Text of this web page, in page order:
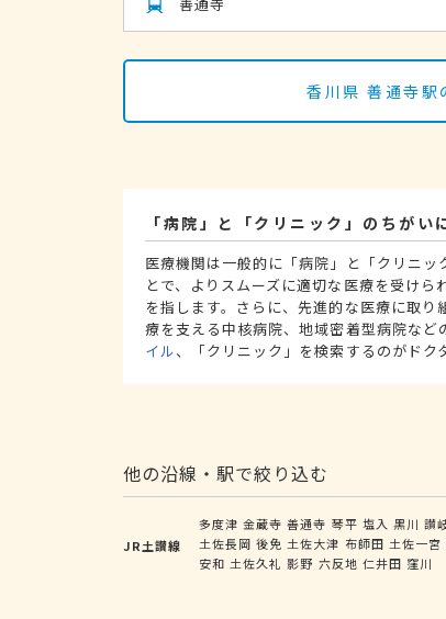
香川県 善通寺駅
「病院」と「クリニック」のちがい
医療機関は一般的に「病院」と「クリニ
とで、よりスムーズに適切な医療を受け
を指します。さらに、先進的な医療に取
療を支える中核病院、地域密着型病院など
イル、「クリニック」を検索するのがドク
他の沿線・駅で絞り込む
JR土讃線
多度津 金蔵寺 善通寺 琴平 塩入 黒川 讃
土佐長岡 後免 土佐大津 布師田 土佐一宮
安和 土佐久礼 影野 六反地 仁井田 窪川